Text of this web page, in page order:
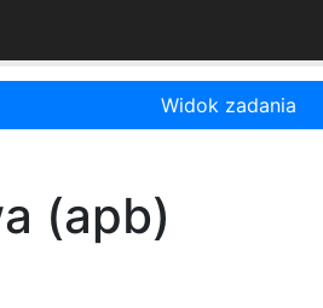
Widok zadania
(apb)